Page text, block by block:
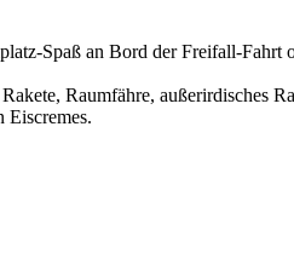
Spaß an Bord der Freifall-Fahrt
Raumfähre, außerirdisches
Eiscremes.